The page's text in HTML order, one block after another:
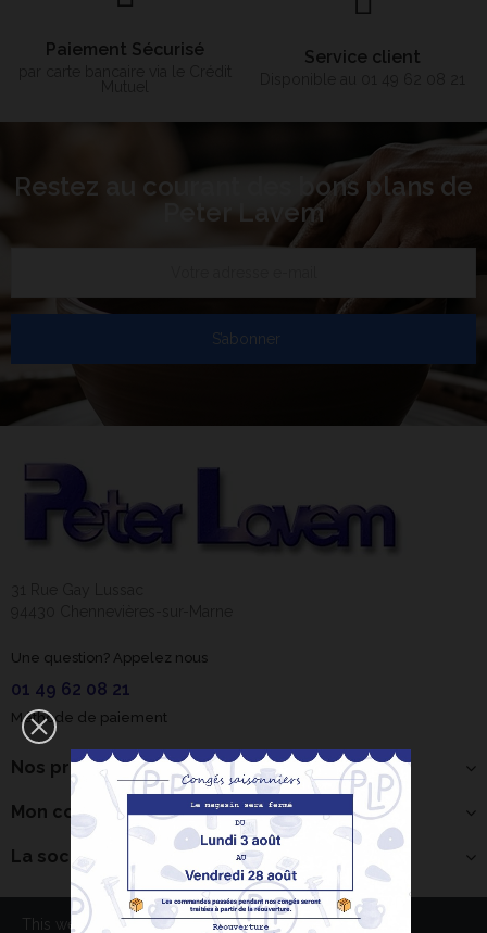
Bonjour ! Je suis
votre expert IA
céramique.
Comment puis-je
vous aider
×
Paiement Sécurisé Service client
Restez au courant des bons plans de
Peter Lavem
S’abonner
Une question? Appelez nous
01 49 62 08 21
Méthode de paiement
Nos produits
Mon compte
La société
This website use cookies to ensure you get the best